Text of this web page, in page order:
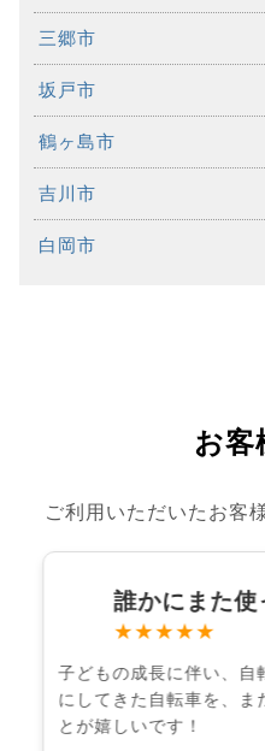
三郷市
坂戸市
鶴ヶ島市
吉川市
白岡市
お客
ご利用いただいたお客
誰かにまた使
★★★★★
子どもの成長に伴い、自
にしてきた自転車を、ま
とが嬉しいです！